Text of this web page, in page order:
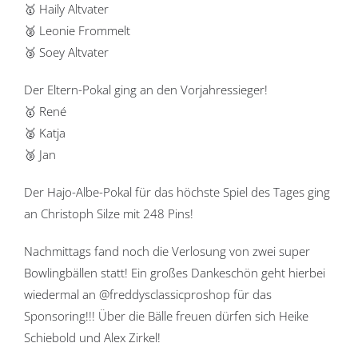
🥇 Haily Altvater
🥈 Leonie Frommelt
🥉 Soey Altvater
Der Eltern-Pokal ging an den Vorjahressieger!
🥇 René
🥈 Katja
🥉 Jan
Der Hajo-Albe-Pokal für das höchste Spiel des Tages ging
an Christoph Silze mit 248 Pins!
Nachmittags fand noch die Verlosung von zwei super
Bowlingbällen statt! Ein großes Dankeschön geht hierbei
wiedermal an @freddysclassicproshop für das
Sponsoring!!! Über die Bälle freuen dürfen sich Heike
Schiebold und Alex Zirkel!